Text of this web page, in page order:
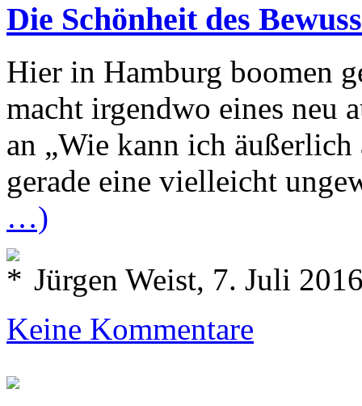
Die Schönheit des
Hier in Hamburg boomen
macht irgendwo eines neu
an „Wie kann ich
gerade eine vielleicht
…)
Jürgen Weist, 7. Juli
Keine Kommentare